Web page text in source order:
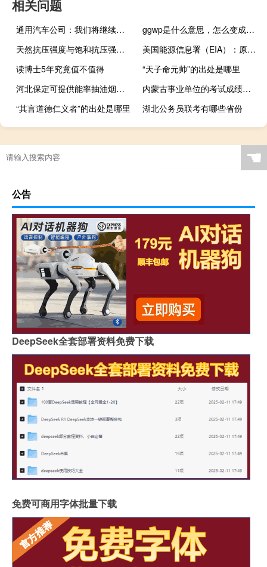
相关问题
通用汽车公司：我们将继续以和善的态度与工会进行谈判并期望尽快达成协议
ggwp是什么意思，怎么变成嘲讽了什么梗
天然抗压强度与饱和抗压强度区别
美国能源信息署（EIA）：原油库存下降了222万桶
读博士5年究竟值不值得
“天子命元帅”的出处是哪里
河北保定可提供能率抽油烟机维修服务地址在哪
内蒙古事业单位的考试成绩怎么算
“其言道德仁义者”的出处是哪里
湖北公务员联考有哪些省份
☚
公告
DeepSeek全套部署资料免费下载
免费可商用字体批量下载